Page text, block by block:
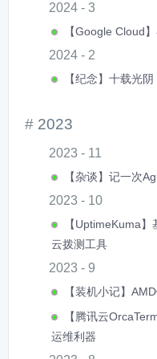
2024 - 3
【Google Cloud
2024 - 2
【纪念】十载光
2023
2023 - 11
【杂谈】记一次
2023 - 10
【UptimeKuma
云拨测工具
2023 - 9
【装机小记】
【腾讯云
运维利器